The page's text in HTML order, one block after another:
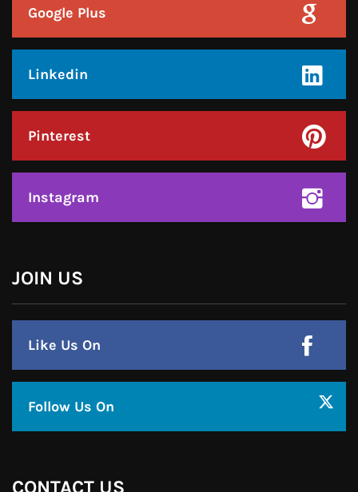
हमसे जुड़े !!
Facebook
Twitter
Google Plus